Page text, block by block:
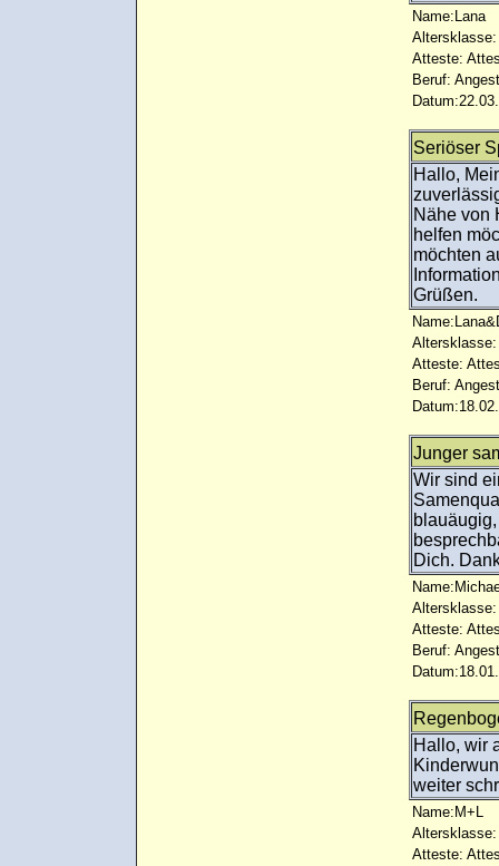
Name:Lana
Altersklasse:
Atteste:
Beruf:
Seriöser
Hallo,
Nähe von
helfen
möchten
Grüßen.
Altersklasse:
Atteste:
Beruf:
Junger
Wir sind
Dich.
Altersklasse:
Atteste:
Beruf:
Hallo, wir
weiter
Name:M+L
Altersklasse:
Atteste: